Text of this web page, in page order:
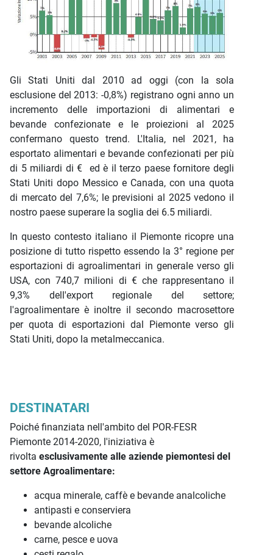
Gli Stati Uniti dal 2010 ad oggi (con la sola
esclusione del 2013: -0,8%) registrano ogni anno un
incremento delle importazioni di alimentari e
bevande confezionate e le proiezioni al 2025
confermano questo trend. L'Italia, nel 2021, ha
esportato alimentari e bevande confezionati per più
di 5 miliardi di € ed è il terzo paese fornitore degli
Stati Uniti dopo Messico e Canada, con una quota
di mercato del 7,6%; le previsioni al 2025 vedono il
nostro paese superare la soglia dei 6.5 miliardi.
In questo contesto italiano il Piemonte ricopre una
posizione di tutto rispetto essendo la 3° regione per
esportazioni di agroalimentari in generale verso gli
USA, con 740,7 milioni di € che rappresentano il
9,3% dell'export regionale del settore;
l'agroalimentare è inoltre il secondo macrosettore
per quota di esportazioni dal Piemonte verso gli
Stati Uniti, dopo la metalmeccanica.
DESTINATARI
Poiché finanziata nell'ambito del POR-FESR
Piemonte 2014-2020, l'iniziativa è
rivolta esclusivamente alle aziende piemontesi del
settore Agroalimentare:
acqua minerale, caffè e bevande analcoliche
antipasti e conserviera
bevande alcoliche
carne, pesce e uova